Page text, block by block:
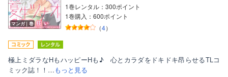
マンガ｜巻
1巻レンタル：300ポイント
1巻購入：600ポイント
（4）
極上ミダラなHもハッピーHも♪ 心とカラダをドキドキ昂らせるTLコ
ミック誌！！…もっと見る